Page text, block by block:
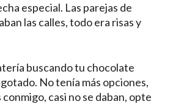
especial. Las parejas de
las calles, todo era risas y
buscando tu chocolate
No tenía más opciones,
casi no se daban, opte